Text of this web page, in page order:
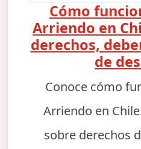
Cómo
Arriendo en
derechos,
de
Conoce cómo
Arriendo en
sobre derechos